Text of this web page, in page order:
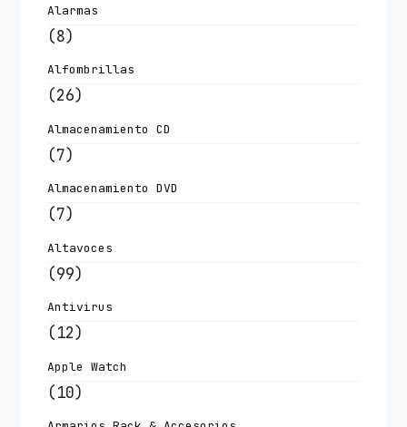
Alarmas
(8)
Alfombrillas
(26)
Almacenamiento CD
(7)
Almacenamiento DVD
(7)
Altavoces
(99)
Antivirus
(12)
Apple Watch
(10)